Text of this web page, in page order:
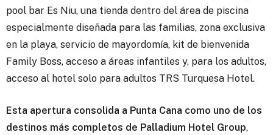
pool bar Es Niu, una tienda dentro del área de piscina
especialmente diseñada para las familias, zona exclusiva
en la playa, servicio de mayordomía, kit de bienvenida
Family Boss, acceso a áreas infantiles y, para los adultos,
acceso al hotel solo para adultos TRS Turquesa Hotel.
Esta apertura consolida a Punta Cana como uno de los
destinos más completos de Palladium Hotel Group,